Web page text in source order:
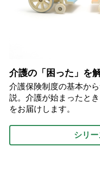
介護の「困った」を
介護保険制度の基本か
説。介護が始まったと
をお届けします。
シリ